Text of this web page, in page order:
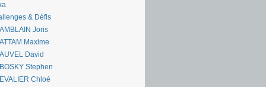
& Défis
Joris
Maxime
David
Stephen
Chloé